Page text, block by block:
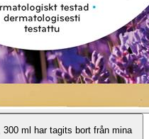
ml har tagits bort från mina